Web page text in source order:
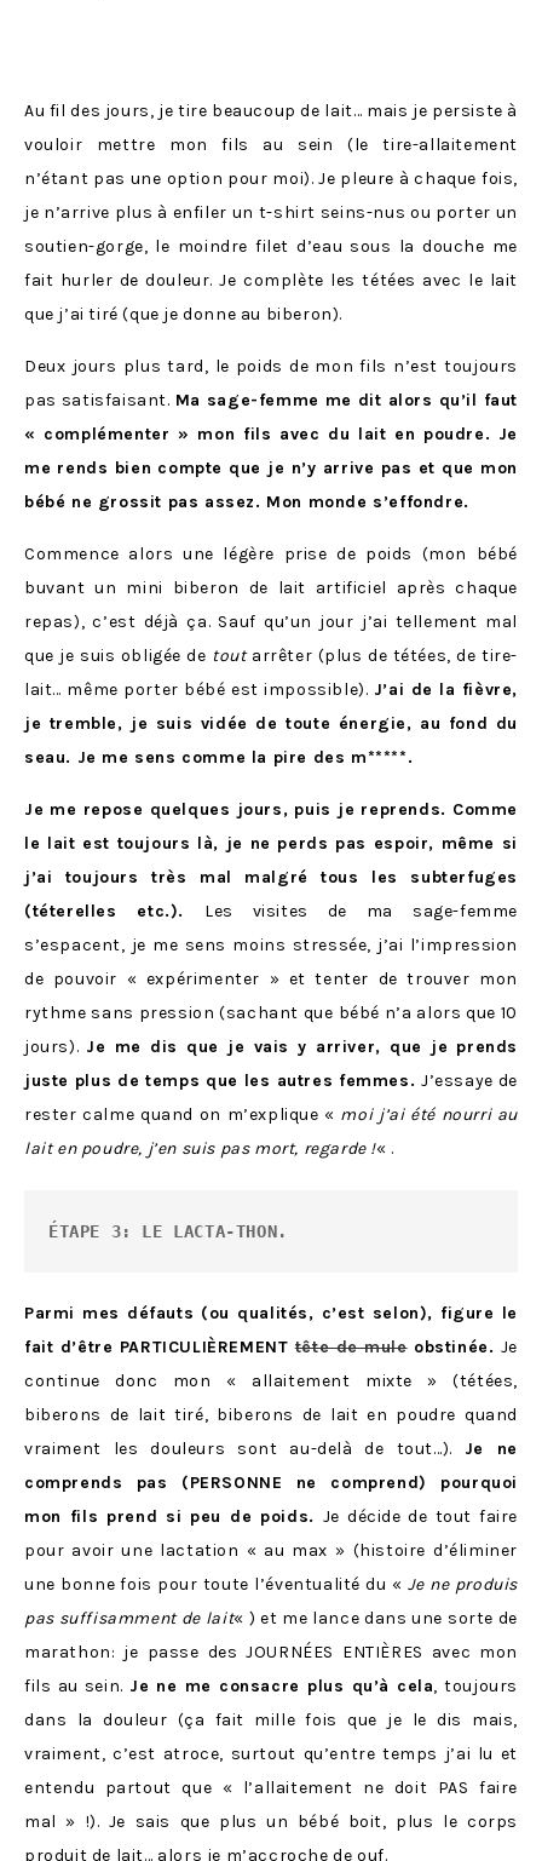
Au fil des jours, je tire beaucoup de lait… mais je persiste à
vouloir mettre mon fils au sein (le tire-allaitement
n’étant pas une option pour moi). Je pleure à chaque fois,
je n’arrive plus à enfiler un t-shirt seins-nus ou porter un
soutien-gorge, le moindre filet d’eau sous la douche me
fait hurler de douleur. Je complète les tétées avec le lait
que j’ai tiré (que je donne au biberon).
Deux jours plus tard, le poids de mon fils n’est toujours
pas satisfaisant. Ma sage-femme me dit alors qu’il faut
« complémenter » mon fils avec du lait en poudre. Je
me rends bien compte que je n’y arrive pas et que mon
bébé ne grossit pas assez. Mon monde s’effondre.
Commence alors une légère prise de poids (mon bébé
buvant un mini biberon de lait artificiel après chaque
repas), c’est déjà ça. Sauf qu’un jour j’ai tellement mal
que je suis obligée de toutarrêter (plus de tétées, de tire-
lait… même porter bébé est impossible). J’ai de la fièvre,
je tremble, je suis vidée de toute énergie, au fond du
seau. Je me sens comme la pire des m*****.
Je me repose quelques jours, puis je reprends. Comme
le lait est toujours là, je ne perds pas espoir, même si
j’ai toujours très mal malgré tous les subterfuges
(téterelles etc.). Les visites de ma sage-femme
s’espacent, je me sens moins stressée, j’ai l’impression
de pouvoir « expérimenter » et tenter de trouver mon
rythme sans pression (sachant que bébé n’a alors que 10
jours). Je me dis que je vais y arriver, que je prends
juste plus de temps que les autres femmes.J’essaye de
rester calme quand on m’explique « moi j’ai été nourri au
lait en poudre, j’en suis pas mort, regarde !« .
ÉTAPE 3: LE LACTA-THON.
Parmi mes défauts (ou qualités, c’est selon), figure le
fait d’être PARTICULIÈREMENTtête de muleobstinée. Je
continue donc mon « allaitement mixte » (tétées,
biberons de lait tiré, biberons de lait en poudre quand
vraiment les douleurs sont au-delà de tout…). Je ne
comprends pas (PERSONNE ne comprend) pourquoi
mon fils prend si peu de poids. Je décide de tout faire
pour avoir une lactation « au max » (histoire d’éliminer
une bonne fois pour toute l’éventualité du « Je ne produis
pas suffisamment de lait« ) et me lance dans une sorte de
marathon: je passe des JOURNÉES ENTIÈRES avec mon
fils au sein. Je ne me consacre plus qu’à cela, toujours
dans la douleur (ça fait mille fois que je le dis mais,
vraiment, c’est atroce, surtout qu’entre temps j’ai lu et
entendu partout que « l’allaitement ne doit PAS faire
mal » !). Je sais que plus un bébé boit, plus le corps
produit de lait… alors je m’accroche de ouf.